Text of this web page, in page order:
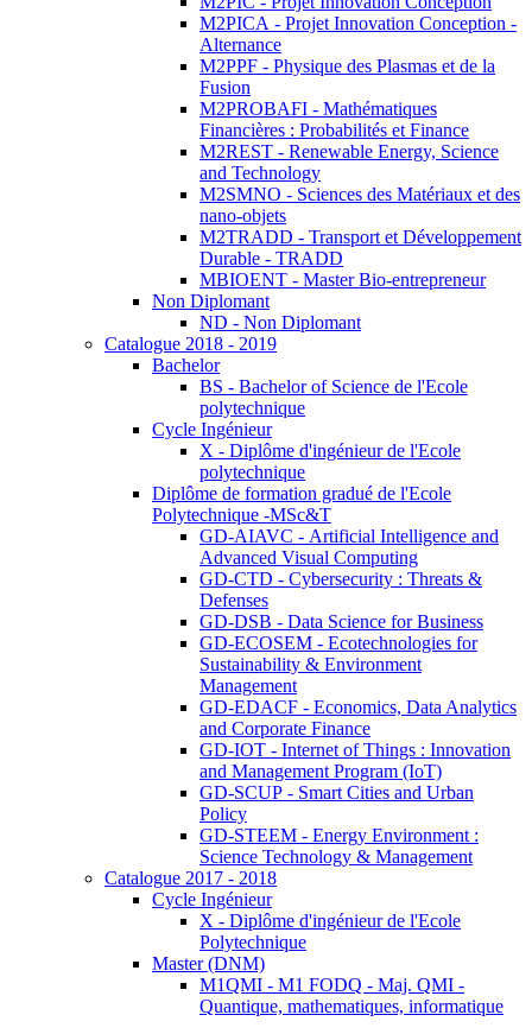
M2PICA - Projet Innovation Conception -
Alternance
M2PPF - Physique des Plasmas et de la
Fusion
M2PROBAFI - Mathématiques
Financières : Probabilités et Finance
M2REST - Renewable Energy, Science
and Technology
M2SMNO - Sciences des Matériaux et des
nano-objets
M2TRADD - Transport et Développement
Durable - TRADD
MBIOENT - Master Bio-entrepreneur
Non Diplomant
ND - Non Diplomant
Catalogue 2018 - 2019
Bachelor
BS - Bachelor of Science de l'Ecole
polytechnique
Cycle Ingénieur
X - Diplôme d'ingénieur de l'Ecole
polytechnique
Diplôme de formation gradué de l'Ecole
Polytechnique -MSc&T
GD-AIAVC - Artificial Intelligence and
Advanced Visual Computing
GD-CTD - Cybersecurity : Threats &
Defenses
GD-DSB - Data Science for Business
GD-ECOSEM - Ecotechnologies for
Sustainability & Environment
Management
GD-EDACF - Economics, Data Analytics
and Corporate Finance
GD-IOT - Internet of Things : Innovation
and Management Program (IoT)
GD-SCUP - Smart Cities and Urban
Policy
GD-STEEM - Energy Environment :
Science Technology & Management
Catalogue 2017 - 2018
Cycle Ingénieur
X - Diplôme d'ingénieur de l'Ecole
Polytechnique
Master (DNM)
M1QMI - M1 FODQ - Maj. QMI -
Quantique, mathematiques, informatique